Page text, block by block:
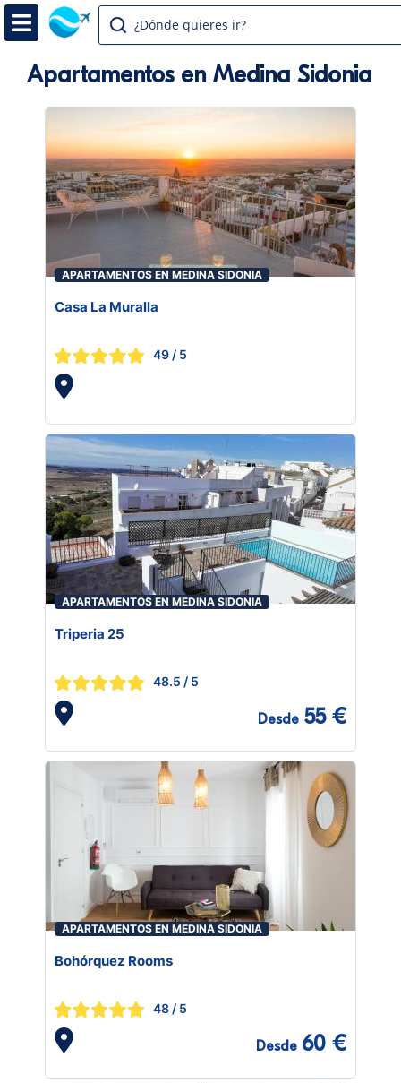
¿Dónde quieres ir?
Apartamentos en Medina Sidonia
APARTAMENTOS EN MEDINA SIDONIA
Casa La Muralla
49 / 5
APARTAMENTOS EN MEDINA SIDONIA
Triperia 25
48.5 / 5
Desde 55 €
APARTAMENTOS EN MEDINA SIDONIA
Bohórquez Rooms
48 / 5
Desde 60 €